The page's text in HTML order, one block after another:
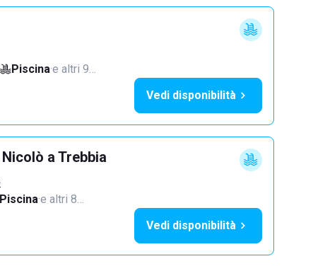
Piscina·e altri 9…
Vedi disponibilità
a Trebbia
Piscina·e altri 8…
Vedi disponibilità